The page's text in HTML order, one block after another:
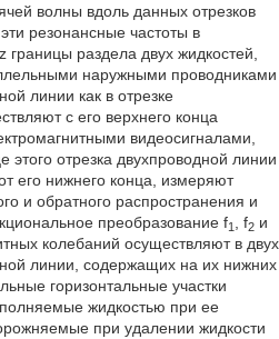
волны вдоль данных отрезков
резонансные частоты в
границы раздела двух жидкостей,
наружными проводниками
линии как в отрезке
с его верхнего конца
видеосигналами,
отрезка двухпроводной линии
его нижнего конца, измеряют
и обратного распространения и
преобразование f1 , f2и
колебаний осуществляют в двух
линии, содержащих на их нижних
горизонтальные участки
жидкостью при ее
при удалении жидкости